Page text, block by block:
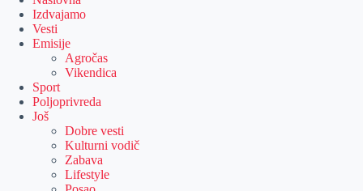
Izdvajamo
Vesti
Emisije
Agročas
Vikendica
Sport
Poljoprivreda
Još
Dobre vesti
Kulturni vodič
Zabava
Lifestyle